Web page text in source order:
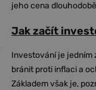
jeho cena
Jak začít
Investování je jedním
bránit proti inflaci a
Základem však je,